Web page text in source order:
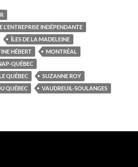
L'ENTREPRISE INDÉPENDANTE
ÎLES DE LA MADELEINE
HÉBERT
MONTRÉAL
QUÉBEC
QUÉBEC
SUZANNE ROY
QUÉBEC
VAUDREUIL-SOULANGES